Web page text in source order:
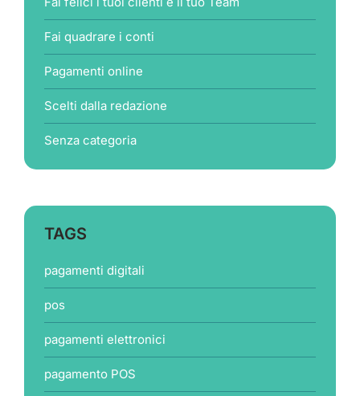
Fai quadrare i conti
Pagamenti online
Scelti dalla redazione
Senza categoria
TAGS
pagamenti digitali
pos
pagamenti elettronici
pagamento POS